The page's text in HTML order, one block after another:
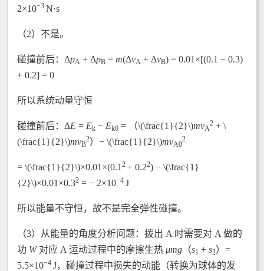
2×10−3 N·s
（2）不是。
碰撞前后：ΔpA + ΔpB = m(ΔvA + ΔvB) = 0.01×[(0.1 − 0.3)
+ 0.2] = 0
所以系统动量守恒
碰撞前后：ΔE = Ek − Ek0 = （\(\frac{1}{2}\)mvA
2 + \
(\frac{1}{2}\)mvB
2）− \(\frac{1}{2}\)mvA0
2
= \(\frac{1}{2}\)×0.01×(0.1 2 + 0.22) − \(\frac{1}
{2}\)×0.01×0.32 = − 2×10−4 J
所以能量不守恒，故不是完全弹性碰撞。
（3）从能量的角度分析问题：拨出 A 时需要对 A 做的
功 W对应 A 运动过程中的摩擦生热 μmg （s1 + s2）=
5.5×10−4 J，碰撞过程中损失的动能（转换为球体的发